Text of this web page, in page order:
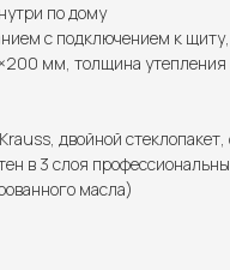
по дому
с подключением к
мм, толщина
двойной
в 3 слоя
масла)